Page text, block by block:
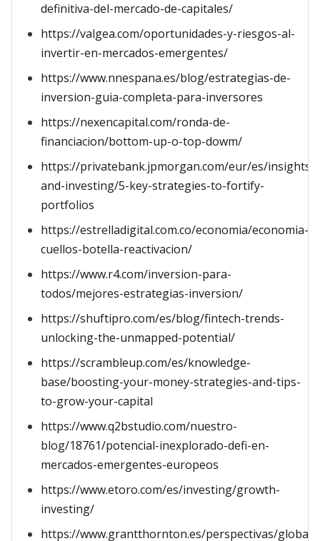
definitiva-del-mercado-de-capitales/
https://valgea.com/oportunidades-y-riesgos-al-
invertir-en-mercados-emergentes/
https://www.nnespana.es/blog/estrategias-de-
inversion-guia-completa-para-inversores
https://nexencapital.com/ronda-de-
financiacion/bottom-up-o-top-dowm/
https://privatebank.jpmorgan.com/eur/es/insights/
and-investing/5-key-strategies-to-fortify-
portfolios
https://estrelladigital.com.co/economia/economia-
cuellos-botella-reactivacion/
https://www.r4.com/inversion-para-
todos/mejores-estrategias-inversion/
https://shuftipro.com/es/blog/fintech-trends-
unlocking-the-unmapped-potential/
https://scrambleup.com/es/knowledge-
base/boosting-your-money-strategies-and-tips-
to-grow-your-capital
https://www.q2bstudio.com/nuestro-
blog/18761/potencial-inexplorado-defi-en-
mercados-emergentes-europeos
https://www.etoro.com/es/investing/growth-
investing/
https://www.grantthornton.es/perspectivas/global-